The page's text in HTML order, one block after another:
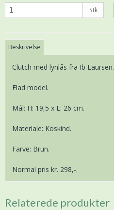
Stk
Beskrivelse
Clutch med lynlås fra Ib Laursen.
Flad model.
Mål: H: 19,5 x L: 26 cm.
Materiale: Koskind.
Farve: Brun.
Normal pris kr. 298,-.
Relaterede produkter